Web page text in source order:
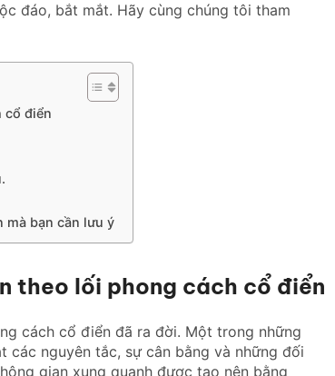
đáo, bắt mắt. Hãy cùng chúng tôi tham
cổ điển
mà bạn cần lưu ý
theo lối phong cách cổ điển
cách cổ điển đã ra đời. Một trong những
nguyên tắc, sự cân bằng và những đối
gian xung quanh được tạo nên bằng